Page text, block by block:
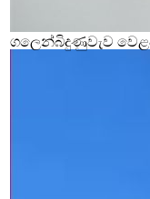
ගලෙන්බිදුණුවැව